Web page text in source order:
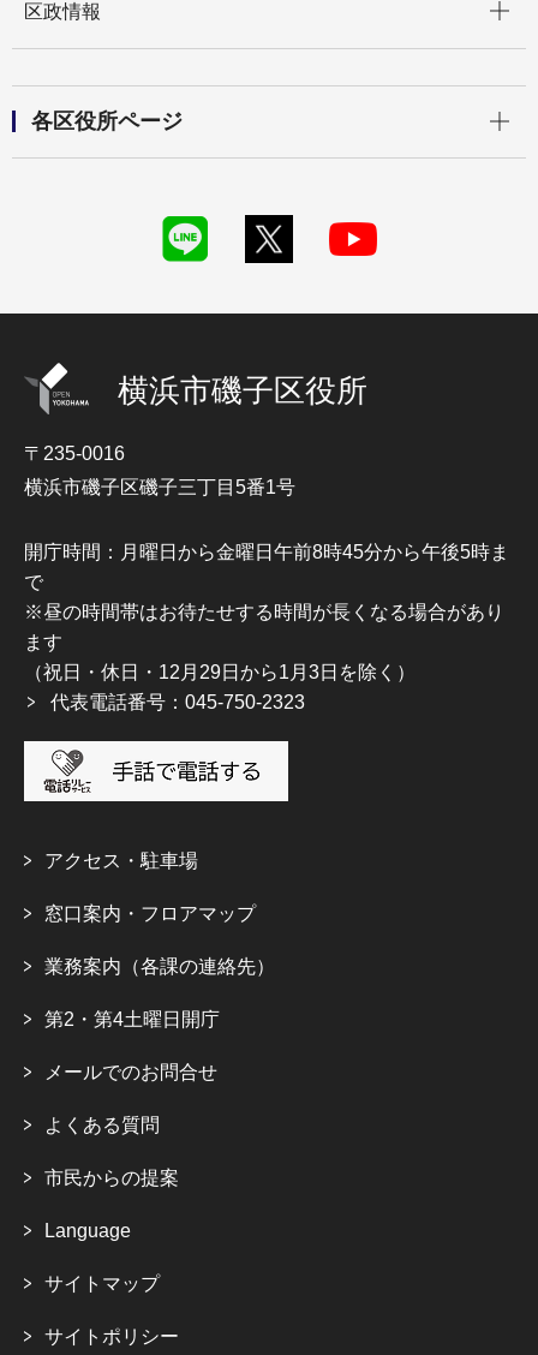
区政情報
各区役所ページ
横浜市磯子区役所
〒235-0016
横浜市磯子区磯子三丁目5番1号
開庁時間：月曜日から金曜日午前8時45分から午後5時ま
で
※昼の時間帯はお待たせする時間が長くなる場合があり
ます
（祝日・休日・12月29日から1月3日を除く）
代表電話番号：045-750-2323
アクセス・駐車場
窓口案内・フロアマップ
業務案内（各課の連絡先）
第2・第4土曜日開庁
メールでのお問合せ
よくある質問
市民からの提案
Language
サイトマップ
サイトポリシー